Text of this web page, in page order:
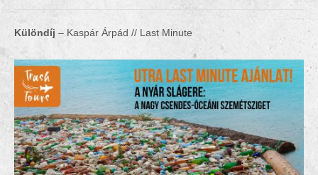
Különdíj – Kaspár Árpád // Last Minute